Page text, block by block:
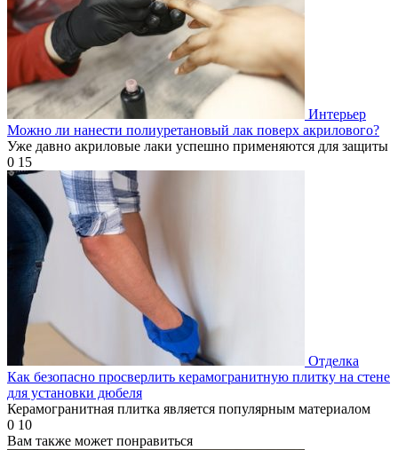
Интерьер
Можно ли нанести полиуретановый лак поверх акрилового?
Уже давно акриловые лаки успешно применяются для защиты
0 15
Отделка
Как безопасно просверлить керамогранитную плитку на стене
для установки дюбеля
Керамогранитная плитка является популярным материалом
0 10
Вам также может понравиться